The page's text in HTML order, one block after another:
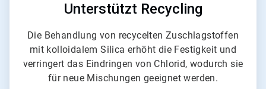
Unterstützt Recycling
Die Behandlung von recycelten Zuschlagstoffen
mit kolloidalem Silica erhöht die Festigkeit und
verringert das Eindringen von Chlorid, wodurch sie
für neue Mischungen geeignet werden.